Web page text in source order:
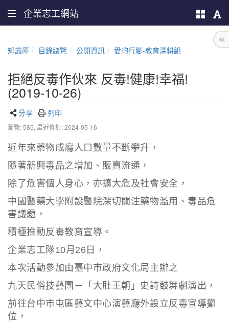
企業志工網站
知識庫 目錄總覽 公開資訊 愛的行腳-教育深耕組
拒絕反毒作伙來 反毒!健康!幸福!
(2019-10-26)
分享 列印
瀏覽: 585, 最近修訂: 2024-05-16
近年來藥物成癮人口數量不斷攀升，
隨著新興毒品之增加、販賣流通，
除了危害個人身心，亦擴大危及社會安全，
中國醫藥大學附設醫院深切關注藥物濫用、毒品危
害議題，
積極推動反毒教育宣導。
企業志工隊10月 26 日，
本次活動參加由臺中市政府文化局主辦之
九天民俗技藝團－「大肚王朝」史詩鼓舞劇演出，
前往台中市屯區藝文中心演藝廳外設立反毒宣導攤
位，